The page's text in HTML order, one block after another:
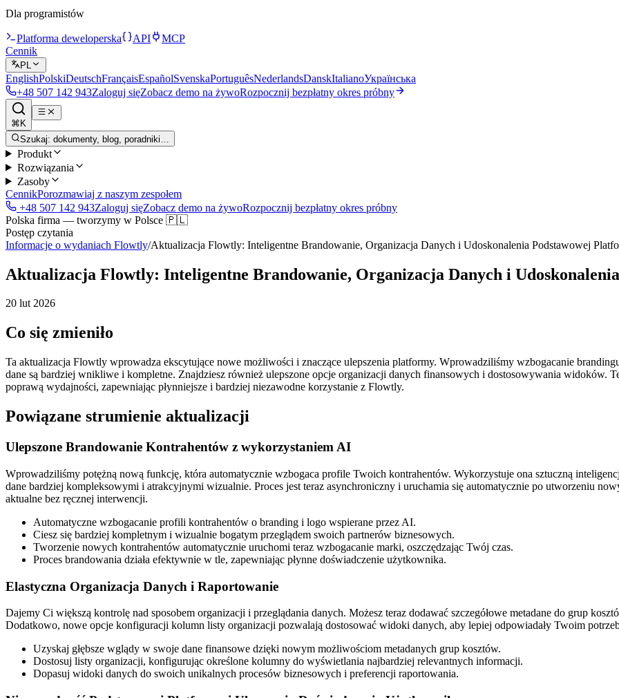
Dla programistów
Platforma deweloperska API
MCP
Cennik
PL
EnglishPolskiDeutschFrançaisEspañolSvenskaPortuguêsNederlandsDanskItalianoУкраїнська
+48 507 142 943Zaloguj sięZobacz demo na żywoRozpocznij bezpłatny okres próbny
⌘K
Szukaj: dokumenty, blog, poradniki…
Produkt
Rozwiązania
Zasoby
CennikPorozmawiaj z naszym zespołem
+48 507 142 943Zaloguj sięZobacz demo na żywoRozpocznij bezpłatny okres próbny
Polska firma — tworzymy w Polsce 🇵🇱
Postęp czytania
Informacje o wydaniach Flowtly/Aktualizacja Flowtly: Inteligentne Brandowanie, Organizacja Danych i Udoskonalenia Podstawowej
Aktualizacja Flowtly: Inteligentne Brandowanie, Organizacja Danych i
20 lut 2026
Co się zmieniło
Ta aktualizacja Flowtly wprowadza ekscytujące nowe możliwości i znaczące ulepszenia platformy. Wprowadziliśmy wzbogacanie
dane są bardziej wnikliwe i kompletne. Znajdziesz również ulepszone opcje organizacji danych finansowych i dostosowywania widoków.
poprawą wydajności, zapewniając płynniejsze i bardziej niezawodne korzystanie z Flowtly.
Powiązane strumienie aktualizacji
Ulepszone Brandowanie Kontrahentów z wykorzystaniem AI
Wprowadziliśmy potężną nową funkcję, która automatycznie wzbogaca profile Twoich kontrahentów. Wykorzystuje ona sztuczną
dane bardziej kompleksowymi i atrakcyjnymi wizualnie. Proces jest teraz asynchroniczny i uruchamia się automatycznie po utworzeniu
aktualne bez ręcznej interwencji.
Automatyczne wzbogacanie profili kontrahentów o branding i logo wspierane przez AI.
Ciesz się bardziej kompletnym i wizualnie bogatym przeglądem swoich partnerów biznesowych.
Tworzenie nowych kontrahentów automatycznie uruchomi teraz wzbogacanie marki, oszczędzając Twój czas.
Proces brandowania działa efektywnie w tle, zapewniając płynne doświadczenie użytkownika.
Elastyczna Organizacja Danych i Raportowanie
Dajemy Ci większą kontrolę nad sposobem organizacji i przeglądania danych. Możesz teraz dodawać szczegółowe metadane do grup
Dodatkowo, nowe opcje konfiguracji kolumn listy organizacji pozwalają dostosować widoki danych, aby lepiej odpowiadały Twoim
Uzyskaj głębsze wglądy w swoje dane finansowe dzięki nowym możliwościom metadanych grup kosztów.
Dostosuj listy organizacji, konfigurując określone kolumny do wyświetlania najbardziej relevantnych informacji.
Dopasuj widoki danych do swoich unikalnych procesów biznesowych i preferencji raportowania.